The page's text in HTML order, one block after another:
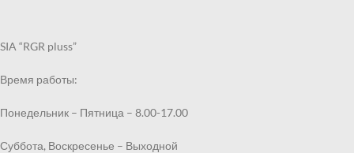
SIA “RGR pluss”
Время работы:
Понедельник – Пятница – 8.00-17.00
Суббота, Воскресенье – Выходной